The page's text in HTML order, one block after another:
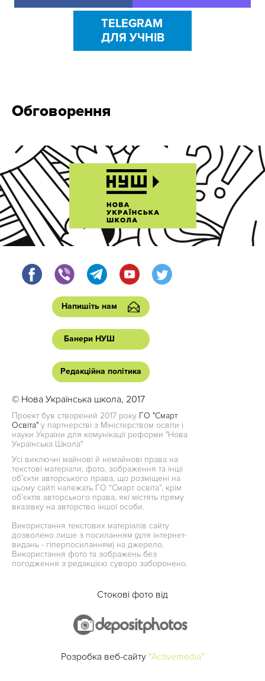
TELEGRAM
ДЛЯ УЧНІВ
Обговорення
Напишіть нам
Банери НУШ
Редакційна політика
© Нова Українська школа, 2017
Проект був створений 2017 року ГО "Смарт
Освіта" у партнерстві з Міністерством освіти і
науки України для комунікації реформи "Нова
Українська Школа"
Усі виключні майнові й немайнові права на
текстові матеріали, фото, зображення та інші
об’єкти авторського права, що розміщені на
цьому сайті належать ГО “Смарт освіта”, крім
об’єктів авторського права, які містять пряму
вказівку на авторство іншої особи.
Використання текстових матеріалів сайту
дозволено лише з посиланням (для інтернет-
видань - гіперпосиланням) на джерело.
Використання фото та зображень без
погодження з редакцією суворо заборонено.
Стокові фото від
Розробка веб-сайту "Activemedia"